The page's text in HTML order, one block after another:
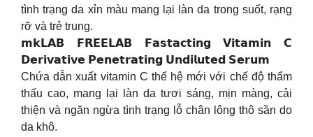
tình trạng da xỉn màu mang lại làn da trong suốt, rạng
rỡ và trẻ trung.
𝗺𝗸𝗟𝗔𝗕 𝗙𝗥𝗘𝗘𝗟𝗔𝗕 𝗙𝗮𝘀𝘁𝗮𝗰𝘁𝗶𝗻𝗴 𝗩𝗶𝘁𝗮𝗺𝗶𝗻 𝗖
𝗗𝗲𝗿𝗶𝘃𝗮𝘁𝗶𝘃𝗲 𝗣𝗲𝗻𝗲𝘁𝗿𝗮𝘁𝗶𝗻𝗴 𝗨𝗻𝗱𝗶𝗹𝘂𝘁𝗲𝗱 𝗦𝗲𝗿𝘂𝗺
Chứa dẫn xuất vitamin C thế hệ mới với chế độ thẩm
thấu cao, mang lại làn da tươi sáng, mịn màng, cải
thiện và ngăn ngừa tình trạng lỗ chân lông thô sần do
da khô.